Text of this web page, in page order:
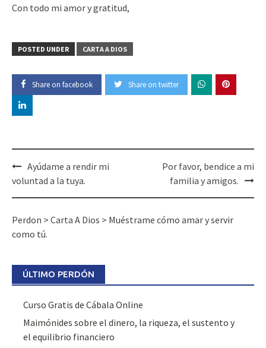
Con todo mi amor y gratitud,
POSTED UNDER CARTA A DIOS
Share on facebook Share on twitter
Post
navigation
Ayúdame a rendir mi
voluntad a la tuya.
Por favor, bendice a mi
familia y amigos.
Perdon > Carta A Dios > Muéstrame cómo amar y servir
como tú.
ÚLTIMO PERDÓN
Curso Gratis de Cábala Online
Maimónides sobre el dinero, la riqueza, el sustento y
el equilibrio financiero